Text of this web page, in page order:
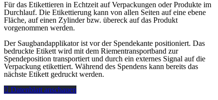
Für das Etikettieren in Echtzeit auf Verpackungen oder Produkte im
Durchlauf. Die Etikettierung kann von allen Seiten auf eine ebene
Fläche, auf einen Zylinder bzw. übereck auf das Produkt
vorgenommen werden.
Der Saugbandapplikator ist vor der Spendekante positioniert. Das
bedruckte Etikett wird mit dem Riementransportband zur
Spendeposition transportiert und durch ein externes Signal auf die
Verpackung etikettiert. Während des Spendens kann bereits das
nächste Etikett gedruckt werden.
Datenblatt anschauen